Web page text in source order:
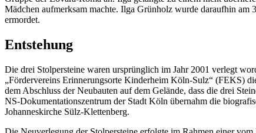
Mädchen aufmerksam machte. Ilga Grünholz wurde daraufhin
ermordet.
Entstehung
Die drei Stolpersteine waren ursprünglich im Jahr 2001 verlegt
„Fördervereins Erinnerungsorte Kinderheim Köln-Sulz“ (FEKS)
dem Abschluss der Neubauten auf dem Gelände, dass die drei
NS-Dokumentationszentrum der Stadt Köln übernahm die
Johanneskirche Sülz-Klettenberg.